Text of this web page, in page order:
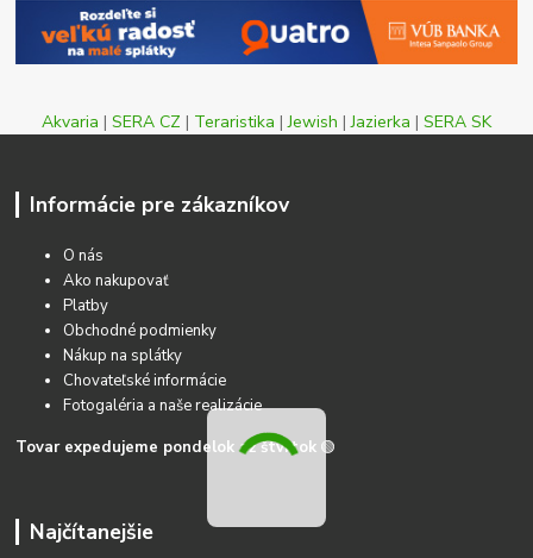
Akvaria | SERA CZ | Teraristika |Jewish |Jazierka | SERA SK
Informácie pre zákazníkov
O nás
Ako nakupovať
Platby
Obchodné podmienky
Nákup na splátky
Chovateľské informácie
Fotogaléria a naše realizácie
Tovar expedujeme pondelok až štvrtok 🟢
Najčítanejšie